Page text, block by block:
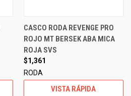
CASCO RODA REVENGE PRO
ROJO MT BERSEK ABA MICA
ROJA SVS
$1,361
RODA
VISTA RÁPIDA